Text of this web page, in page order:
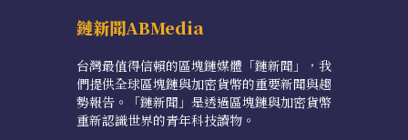
鏈新聞ABMedia
台灣最值得信賴的區塊鏈媒體「鏈新聞」，我
們提供全球區塊鏈與加密貨幣的重要新聞與趨
勢報告。「鏈新聞」是透過區塊鏈與加密貨幣
重新認識世界的青年科技讀物。